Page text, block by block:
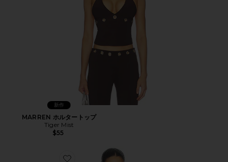
新作
MARREN ホルタートップ
Tiger Mist
$55